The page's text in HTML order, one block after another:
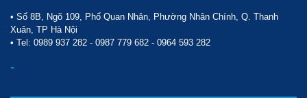
• Số 8B, Ngõ 109, Phố Quan Nhân, Phường Nhân Chính, Q. Thanh
Xuân, TP Hà Nội
• Tel: 0989 937 282 - 0987 779 682 - 0964 593 282
-